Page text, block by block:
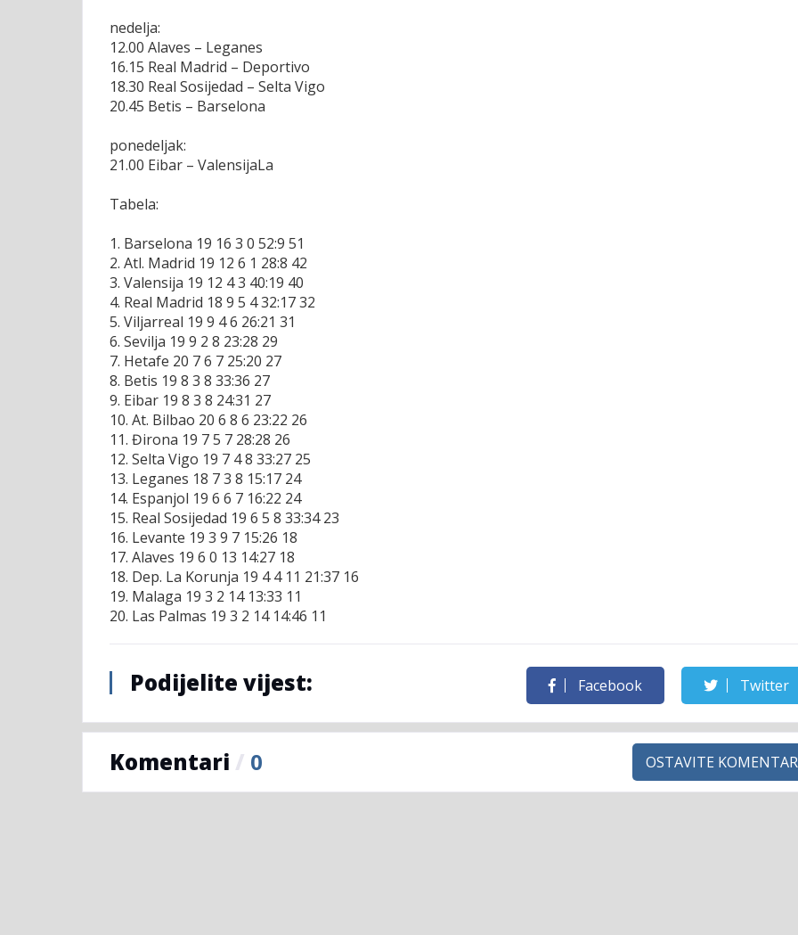
nedelja:
12.00 Alaves – Leganes
16.15 Real Madrid – Deportivo
18.30 Real Sosijedad – Selta Vigo
20.45 Betis – Barselona
ponedeljak:
21.00 Eibar – ValensijaLa
Tabela:
1. Barselona 19 16 3 0 52:9 51
2. Atl. Madrid 19 12 6 1 28:8 42
3. Valensija 19 12 4 3 40:19 40
4. Real Madrid 18 9 5 4 32:17 32
5. Viljarreal 19 9 4 6 26:21 31
6. Sevilja 19 9 2 8 23:28 29
7. Hetafe 20 7 6 7 25:20 27
8. Betis 19 8 3 8 33:36 27
9. Eibar 19 8 3 8 24:31 27
10. At. Bilbao 20 6 8 6 23:22 26
11. Đirona 19 7 5 7 28:28 26
12. Selta Vigo 19 7 4 8 33:27 25
13. Leganes 18 7 3 8 15:17 24
14. Espanjol 19 6 6 7 16:22 24
15. Real Sosijedad 19 6 5 8 33:34 23
16. Levante 19 3 9 7 15:26 18
17. Alaves 19 6 0 13 14:27 18
18. Dep. La Korunja 19 4 4 11 21:37 16
19. Malaga 19 3 2 14 13:33 11
20. Las Palmas 19 3 2 14 14:46 11
Podijelite vijest: Facebook Twitter
Komentari / 0 OSTAVITE KOMENTAR